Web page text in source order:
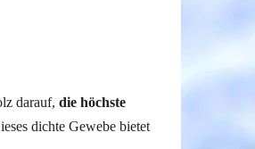
darauf, die höchste
dichte Gewebe bietet